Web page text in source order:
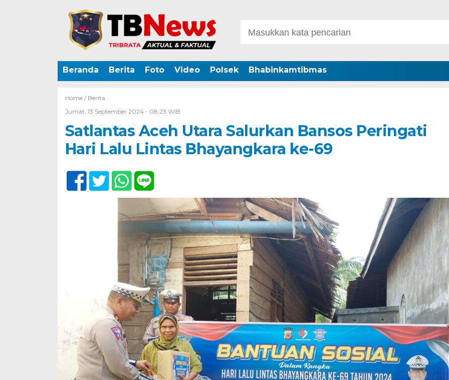
Beranda Berita Foto Video Polsek Bhabinkamtibmas
Home / Berita
Jumat, 13 September 2024 - 08:23 WIB
Satlantas Aceh Utara Salurkan Bansos Peringati
Hari Lalu Lintas Bhayangkara ke-69